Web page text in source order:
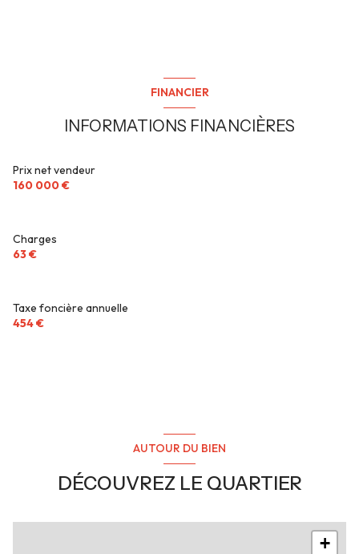
2ème étage
ascenseur
interphone
FINANCIER
INFORMATIONS FINANCIÈRES
Prix net vendeur
160 000 €
Charges
63 €
Taxe foncière annuelle
454 €
AUTOUR DU BIEN
DÉCOUVREZ LE QUARTIER
+